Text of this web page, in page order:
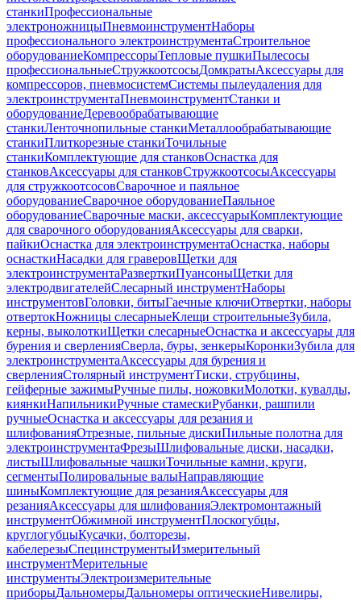
станкиПрофессиональные
электроножницыПневмоинструментНаборы
профессионального электроинструментаСтроительное
оборудованиеКомпрессорыТепловые пушкиПылесосы
профессиональныеСтружкоотсосыДомкратыАксессуары для
компрессоров, пневмосистемСистемы пылеудаления для
электроинструментаПневмоинструментСтанки и
оборудованиеДеревообрабатывающие
станкиЛенточнопильные станкиМеталлообрабатывающие
станкиПлиткорезные станкиТочильные
станкиКомплектующие для станковОснастка для
станковАксессуары для станковСтружкоотсосыАксессуары
для стружкоотсосовСварочное и паяльное
оборудованиеСварочное оборудованиеПаяльное
оборудованиеСварочные маски, аксессуарыКомплектующие
для сварочного оборудованияАксессуары для сварки,
пайкиОснастка для электроинструментаОснастка, наборы
оснасткиНасадки для граверовЩетки для
электроинструментаРазверткиПуансоныЩетки для
электродвигателейСлесарный инструментНаборы
инструментовГоловки, битыГаечные ключиОтвертки, наборы
отвертокНожницы слесарныеКлещи строительныеЗубила,
керны, выколоткиЩетки слесарныеОснастка и аксессуары для
бурения и сверленияСверла, буры, зенкерыКоронкиЗубила для
электроинструментаАксессуары для бурения и
сверленияСтолярный инструментТиски, струбцины,
гейферные зажимыРучные пилы, ножовкиМолотки, кувалды,
киянкиНапильникиРучные стамескиРубанки, рашпили
ручныеОснастка и аксессуары для резания и
шлифованияОтрезные, пильные дискиПильные полотна для
электроинструментаФрезыШлифовальные диски, насадки,
листыШлифовальные чашкиТочильные камни, круги,
сегментыПолировальные валыНаправляющие
шиныКомплектующие для резанияАксессуары для
резанияАксессуары для шлифованияЭлектромонтажный
инструментОбжимной инструментПлоскогубцы,
круглогубцыКусачки, болторезы,
кабелерезыСпецинструментыИзмерительный
инструментМерительные
инструментыЭлектроизмерительные
приборыДальномерыДальномеры оптическиеНивелиры,